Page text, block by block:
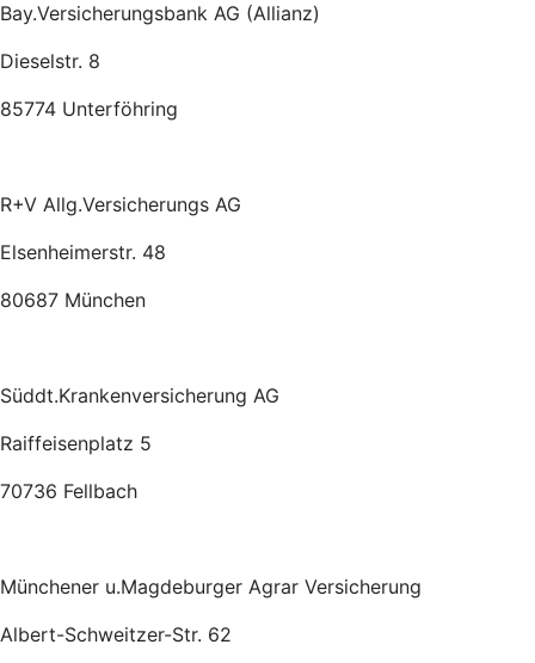
Bay.Versicherungsbank AG (Allianz)
Dieselstr. 8
85774 Unterföhring
R+V Allg.Versicherungs AG
Elsenheimerstr. 48
80687 München
Süddt.Krankenversicherung AG
Raiffeisenplatz 5
70736 Fellbach
Münchener u.Magdeburger Agrar Versicherung
Albert-Schweitzer-Str. 62